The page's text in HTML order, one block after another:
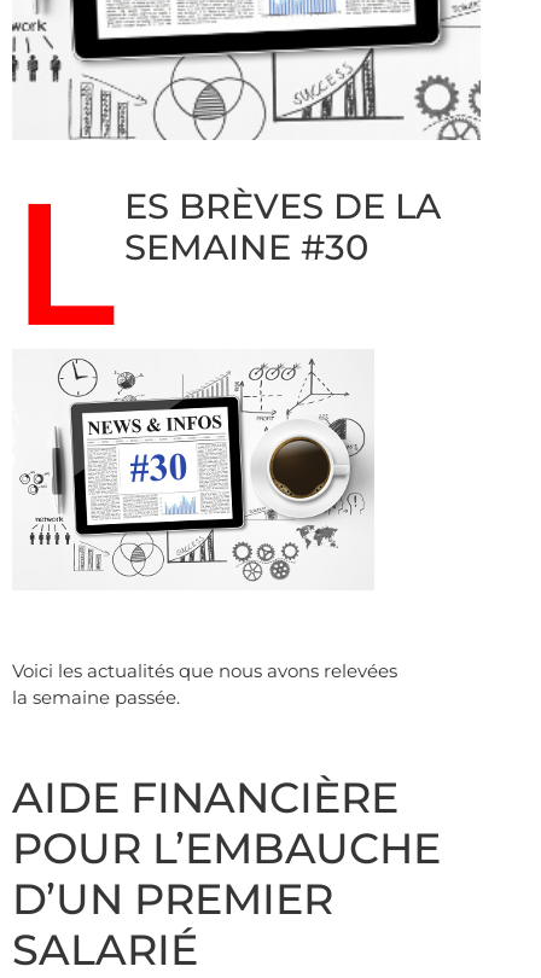
L ES BRÈVES DE LA
SEMAINE #30
Voici les actualités que nous avons relevées
la semaine passée.
AIDE FINANCIÈRE
POUR L’EMBAUCHE
D’UN PREMIER
SALARIÉ